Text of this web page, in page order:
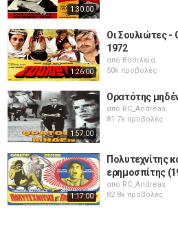
1:30:00
1:26:00
Οι Σουλιώτες -
1972
από Βασιλεία
50k προβολές
1:57:00
Ορατότης
από RC_Andreas
81.7k προβολές
1:17:00
Πολυτεχνίτης
ερημοσπίτης
από RC_Andreas
82.8k προβολές